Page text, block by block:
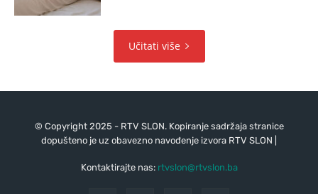
Učitati više
© Copyright 2025 - RTV SLON. Kopiranje sadržaja stranice
dopušteno je uz obavezno navođenje izvora RTV SLON |
Kontaktirajte nas: rtvslon@rtvslon.ba